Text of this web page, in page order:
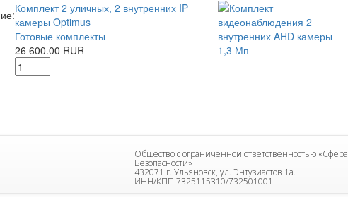
Комплект 2 уличных, 2 внутренних IP
камеры Optimus
Готовые комплекты
26 600.00 RUR
Общество с ограниченной ответственностью «Сфера
Безопасности»
432071 г. Ульяновск, ул. Энтузиастов 1а.
ИНН/КПП 7325115310/732501001